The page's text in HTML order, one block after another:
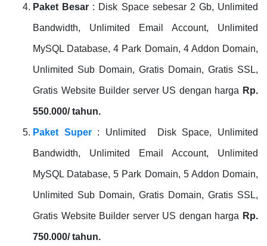
Paket Besar : Disk Space sebesar 2 Gb, Unlimited
Bandwidth, Unlimited Email Account, Unlimited
MySQL Database, 4 Park Domain, 4 Addon Domain,
Unlimited Sub Domain, Gratis Domain, Gratis SSL,
Gratis Website Builder server US dengan harga Rp.
550.000/ tahun.
Paket Super: Unlimited Disk Space, Unlimited
Bandwidth, Unlimited Email Account, Unlimited
MySQL Database, 5 Park Domain, 5 Addon Domain,
Unlimited Sub Domain, Gratis Domain, Gratis SSL,
Gratis Website Builder server US dengan harga Rp.
750.000/ tahun.